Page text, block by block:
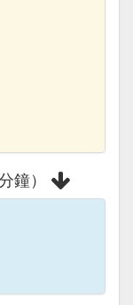
鐘）